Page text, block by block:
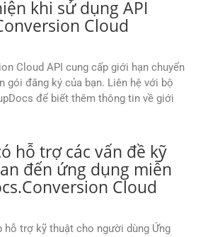
khi sử dụng API
Cloud
Cloud API cung cấp giới hạn chuyển
gói đăng ký của bạn. Liên hệ với bộ
để biết thêm thông tin về giới
hỗ trợ các vấn đề kỹ
đến ứng dụng miễn
Cloud
hỗ trợ kỹ thuật cho người dùng Ứng